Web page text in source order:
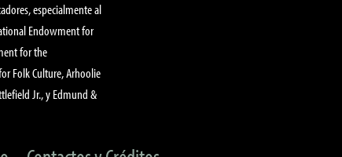
especialmente al
Endowment for
for the
Folk Culture, Arhoolie
Jr., y Edmund &